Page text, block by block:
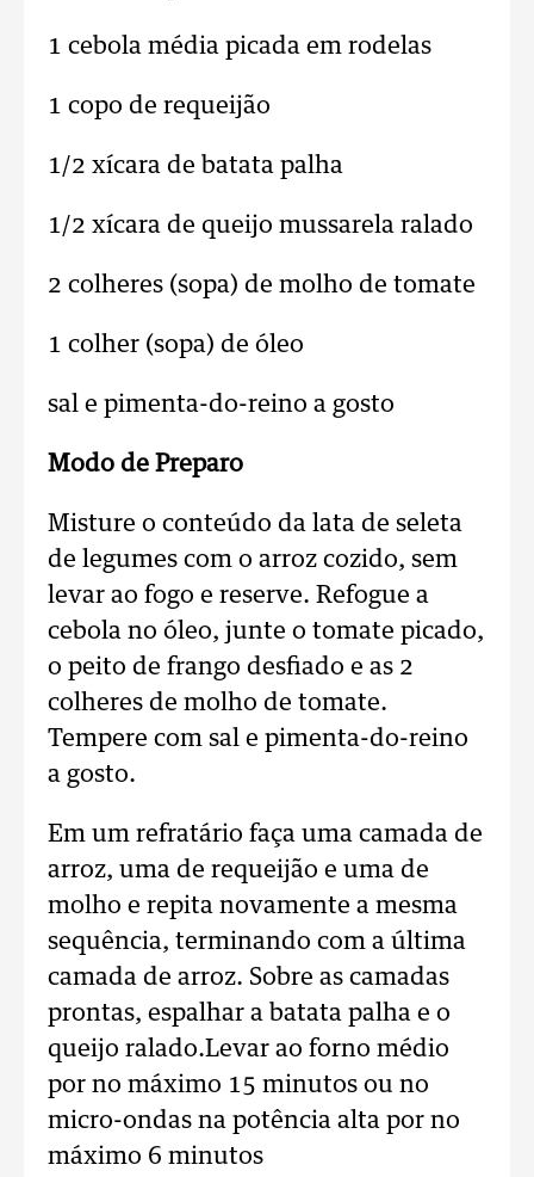
1 cebola média picada em rodelas
1 copo de requeijão
1/2 xícara de batata palha
1/2 xícara de queijo mussarela ralado
2 colheres (sopa) de molho de tomate
1 colher (sopa) de óleo
sal e pimenta-do-reino a gosto
Modo de Preparo
Misture o conteúdo da lata de seleta
de legumes com o arroz cozido, sem
levar ao fogo e reserve. Refogue a
cebola no óleo, junte o tomate picado,
o peito de frango desfiado e as 2
colheres de molho de tomate.
Tempere com sal e pimenta-do-reino
a gosto.
Em um refratário faça uma camada de
arroz, uma de requeijão e uma de
molho e repita novamente a mesma
sequência, terminando com a última
camada de arroz. Sobre as camadas
prontas, espalhar a batata palha e o
queijo ralado.Levar ao forno médio
por no máximo 15 minutos ou no
micro-ondas na potência alta por no
máximo 6 minutos